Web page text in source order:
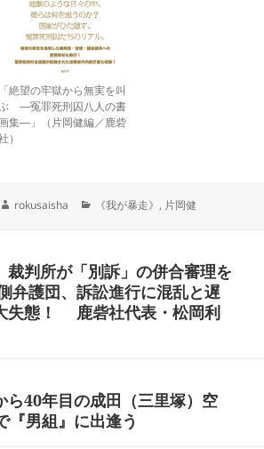
「絶望の牢獄から無実を叫
―冤罪死刑囚八人の書
集―」（片岡健編／鹿砦
）
作
rokusaisha
カ
ー
《我が暴走》 , 片岡健
判所が「別訴」の併合審理を
弁護団、訴訟進行に混乱と遅
失態！ 鹿砦社代表・松岡利
ら40年目の成田（三里塚）空
『男組』に出逢う